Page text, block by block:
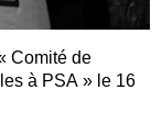
Comité de
à PSA » le 16